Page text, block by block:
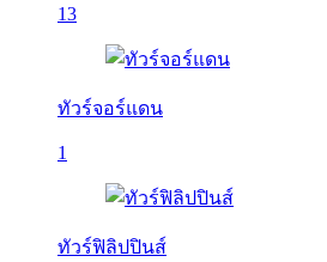
13
ทัวร์จอร์แดน
1
ทัวร์ฟิลิปปินส์